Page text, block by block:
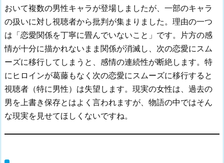
おいて複数の男性キャラが登場しましたが、一部のキャラ
の扱いに対し視聴者から批判が集まりました。理由の一つ
は「恋愛関係を丁寧に畳んでいないこと」です。片方の感
情が十分に描かれないまま関係が消滅し、次の恋愛にスム
ーズに移行してしまうと、感情の連続性が断絶します。特
にヒロインが葛藤もなく次の恋愛にスムーズに移行すると
視聴者（特に男性）は失望します。現実の女性は、過去の
男を上書き保存とはよく言われますが、物語の中ではそん
な現実を見せてほしくないですね。